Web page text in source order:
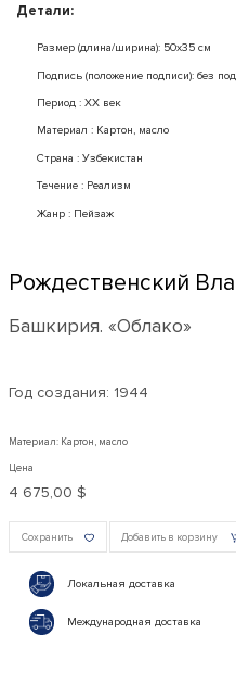
Детали:
Размер (длина/ширина): 50x35 см
Подпись (положение подписи): без
Период : XX век
Mатериал : Картон, масло
Страна : Узбекистан
Течение : Реализм
Жанр : Пейзаж
Рождественский
Башкирия. «Облако»
Год создания: 1944
Материал: Картон, масло
Цена
4 675,00 $
Сохранить Добавить в корзину
Локальная доставка
Международная доставка